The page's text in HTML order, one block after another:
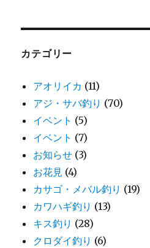
カテゴリー
アオリイカ (11)
アジ・サバ釣り (70)
イベント (5)
イベント (7)
お知らせ (3)
お花見 (4)
カサゴ・メバル釣り (19)
カワハギ釣り (13)
キス釣り (28)
クロダイ釣り (6)